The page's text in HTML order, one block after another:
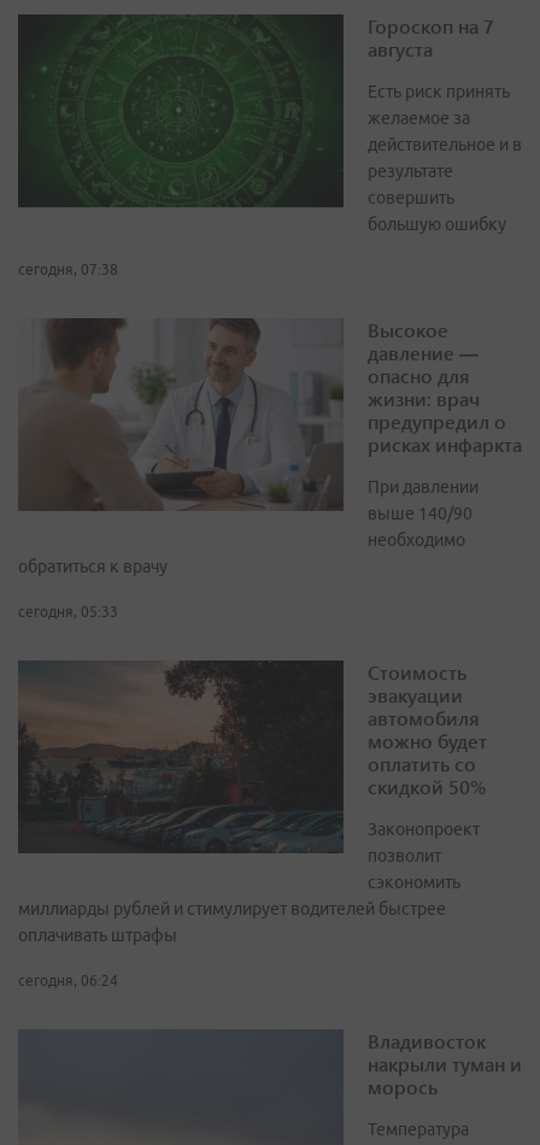
Гороскоп на 7
августа
Есть риск принять
желаемое за
действительное и в
результате
совершить
большую ошибку
сегодня, 07:38
Высокое
давление —
опасно для
жизни: врач
предупредил о
рисках инфаркта
При давлении
выше 140/90
необходимо
обратиться к врачу
сегодня, 05:33
Стоимость
эвакуации
автомобиля
можно будет
оплатить со
скидкой 50%
Законопроект
позволит
сэкономить
миллиарды рублей и стимулирует водителей быстрее
оплачивать штрафы
сегодня, 06:24
Владивосток
накрыли туман и
морось
Температура